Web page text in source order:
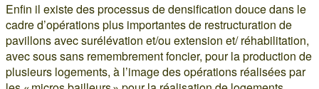
Enfin il existe des processus de densification douce dans le
cadre d’opérations plus importantes de restructuration de
pavillons avec surélévation et/ou extension et/ réhabilitation,
avec sous sans remembrement foncier, pour la production de
plusieurs logements, à l’image des opérations réalisées par